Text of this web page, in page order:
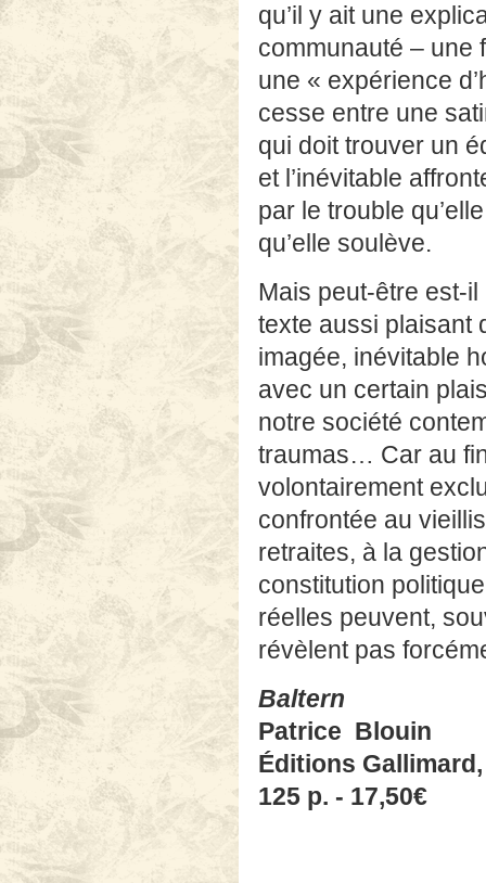
qu’il y ait une
communauté – une
une « expérience
cesse entre une
qui doit trouver un
et l’inévitable
par le trouble
qu’elle soulève.
Mais peut-être est-il
texte aussi plaisant
imagée, inévitable
avec un certain
notre société
traumas… Car au
volontairement
confrontée au
retraites, à la
constitution
réelles peuvent,
révèlent pas
Baltern
Patrice Blouin
Éditions
125 p. - 17,50€